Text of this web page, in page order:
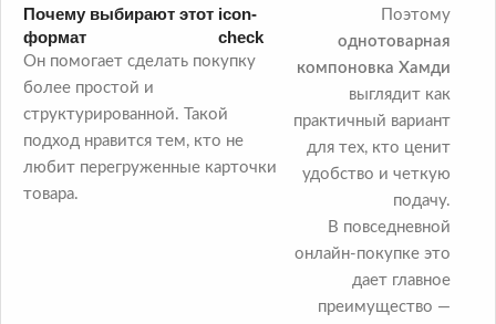
Почему выбирают этот
формат
icon-
check
Он помогает сделать покупку
более простой и
структурированной. Такой
подход нравится тем, кто не
любит перегруженные карточки
товара.
В повседневной
онлайн-покупке это
дает главное
преимущество —
Поэтому
однотоварная
компоновка Хамди
выглядит как
практичный вариант
для тех, кто ценит
удобство и четкую
подачу.